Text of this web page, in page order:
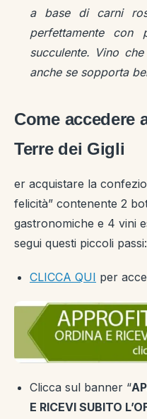
a base di carni
perfettamente con
succulente. Vino
anche se sopporta
Come accedere
Terre dei Gigli
er acquistare la
felicità” contenente 2
gastronomiche e 4 vini
segui questi piccoli passi:
CLICCA QUI per
Clicca sul banner “
E RICEVI SUBITO